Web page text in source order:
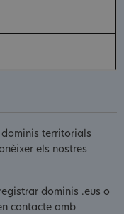
territorials
els nostres
dominis .eus o
contacte amb